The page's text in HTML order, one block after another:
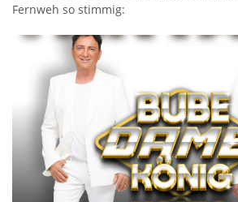
Fernweh so stimmig: